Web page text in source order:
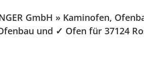
GmbH » Kaminofen,
und ✓ Ofen für 37124